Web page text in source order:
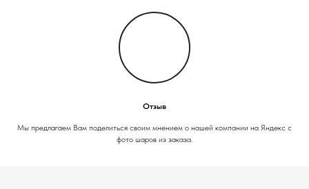
Отзыв
Мы предлагаем Вам поделиться своим мнением о нашей компании на Яндекс с
фото шаров из заказа.